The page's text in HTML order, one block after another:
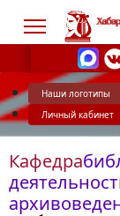
Наши логотипы
Личный кабинет
Кафедра